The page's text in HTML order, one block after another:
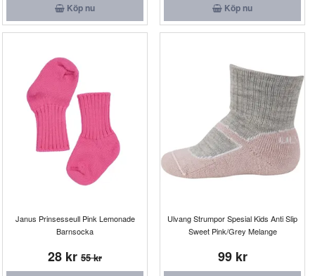
Köp nu Köp nu
Janus Prinsesseull Pink Lemonade
Barnsocka
28 kr 55 kr
Ulvang Strumpor Spesial Kids Anti Slip
Sweet Pink/Grey Melange
99 kr